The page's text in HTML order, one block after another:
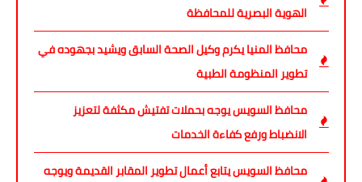
الهوية البصرية للمحافظة
محافظ المنيا يكرم وكيل الصحة السابق ويشيد بجهوده في
تطوير المنظومة الطبية
محافظ السويس يوجه بحملات تفتيش مكثفة لتعزيز
الانضباط ورفع كفاءة الخدمات
محافظ السويس يتابع أعمال تطوير المقابر القديمة ويوجه